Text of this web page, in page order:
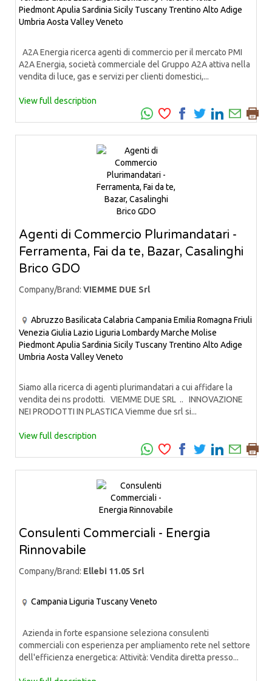
PiedmontApulia Sardinia Sicily Tuscany Trentino Alto Adige
Umbria Aosta ValleyVeneto
A2A Energia ricerca agenti di commercio per il mercato PMI
A2A Energia, società commerciale del Gruppo A2A attiva nella
vendita di luce, gas e servizi per clienti domestici,...
View full description
Agenti di Commercio Plurimandatari -
Ferramenta, Fai da te, Bazar, Casalinghi
Brico GDO
Company/Brand: VIEMME DUE Srl
Abruzzo Basilicata Calabria Campania Emilia Romagna Friuli
Venezia Giulia Lazio Liguria LombardyMarche Molise
PiedmontApulia Sardinia Sicily Tuscany Trentino Alto Adige
Umbria Aosta ValleyVeneto
Siamo alla ricerca di agenti plurimandatari a cui affidare la
vendita dei ns prodotti. VIEMME DUE SRL .. INNOVAZIONE
NEI PRODOTTI IN PLASTICA Viemme due srl si...
View full description
Consulenti Commerciali - Energia
Rinnovabile
Company/Brand: Ellebi 11.05 Srl
Campania Liguria TuscanyVeneto
Azienda in forte espansione seleziona consulenti
commerciali con esperienza per ampliamento rete nel settore
dell'efficienza energetica: Attività: Vendita diretta presso...